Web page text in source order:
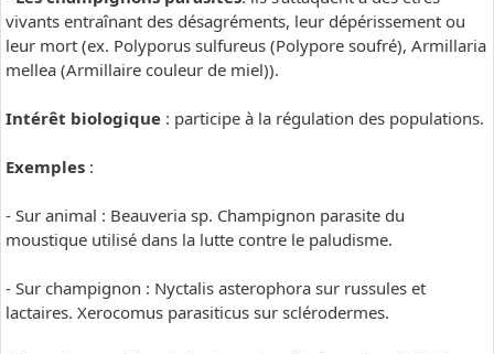
vivants entraînant des désagréments, leur dépérissement ou
leur mort (ex. Polyporus sulfureus (Polypore soufré), Armillaria
mellea (Armillaire couleur de miel)).
Intérêt biologique : participe à la régulation des populations.
Exemples :
- Sur animal : Beauveria sp. Champignon parasite du
moustique utilisé dans la lutte contre le paludisme.
- Sur champignon : Nyctalis asterophora sur russules et
lactaires. Xerocomus parasiticus sur sclérodermes.